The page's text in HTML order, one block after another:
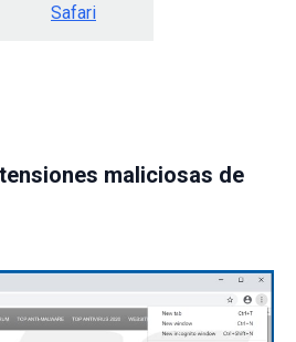
Safari
maliciosas de